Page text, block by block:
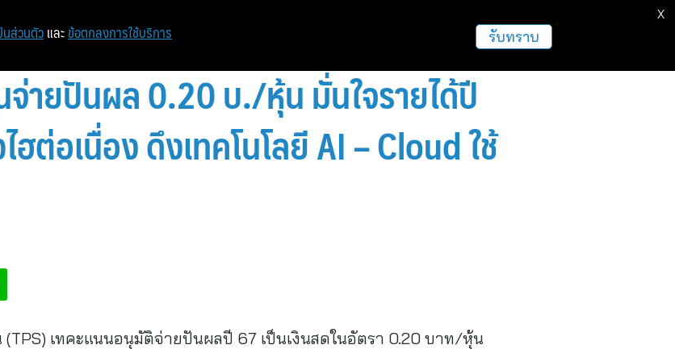
จ่ายปันผล 0.20 บ./หุ้น มั่นใจรายได้ปี
ต่อเนื่อง ดึงเทคโนโลยี AI – Cloud ใช้
เทคะแนนอนุมัติจ่ายปันผลปี 67 เป็นเงินสดในอัตรา 0.20 บาท/หุ้น
นส่วนตัว และ ข้อตกลงการใช้บริการ รับทราบ
X